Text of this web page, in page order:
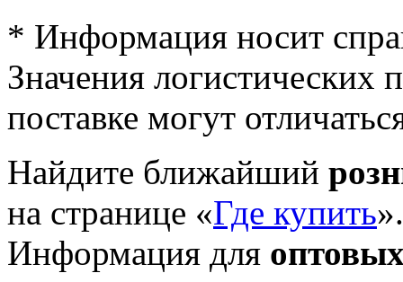
* Информация носит
Значения логистических
поставке могут
Найдите ближайший
на странице «Где купить».
Информация для